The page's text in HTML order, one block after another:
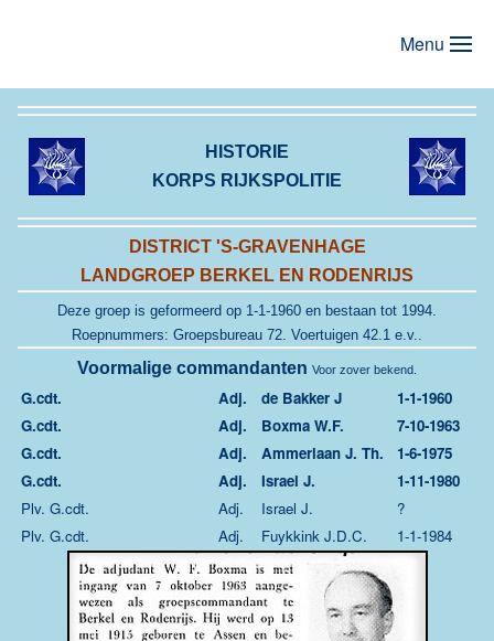
Menu
HISTORIE
KORPS RIJKSPOLITIE
DISTRICT 'S-GRAVENHAGE
LANDGROEP BERKEL EN RODENRIJS
Deze groep is geformeerd op 1-1-1960 en bestaan tot 1994.
Roepnummers: Groepsbureau 72. Voertuigen 42.1 e.v..
Voormalige commandanten Voor zover bekend.
G.cdt. Adj. de Bakker J
1-1-1960
G.cdt.
Adj. Boxma W.F.
7-10-1963
G.cdt.
Adj. Ammerlaan J. Th.
1-6-1975
G.cdt.
Adj. Israel J.
1-11-1980
Plv. G.cdt.
Adj. Israel J.
?
Plv. G.cdt.
Adj. Fuykkink J.D.C. 1-1-1984